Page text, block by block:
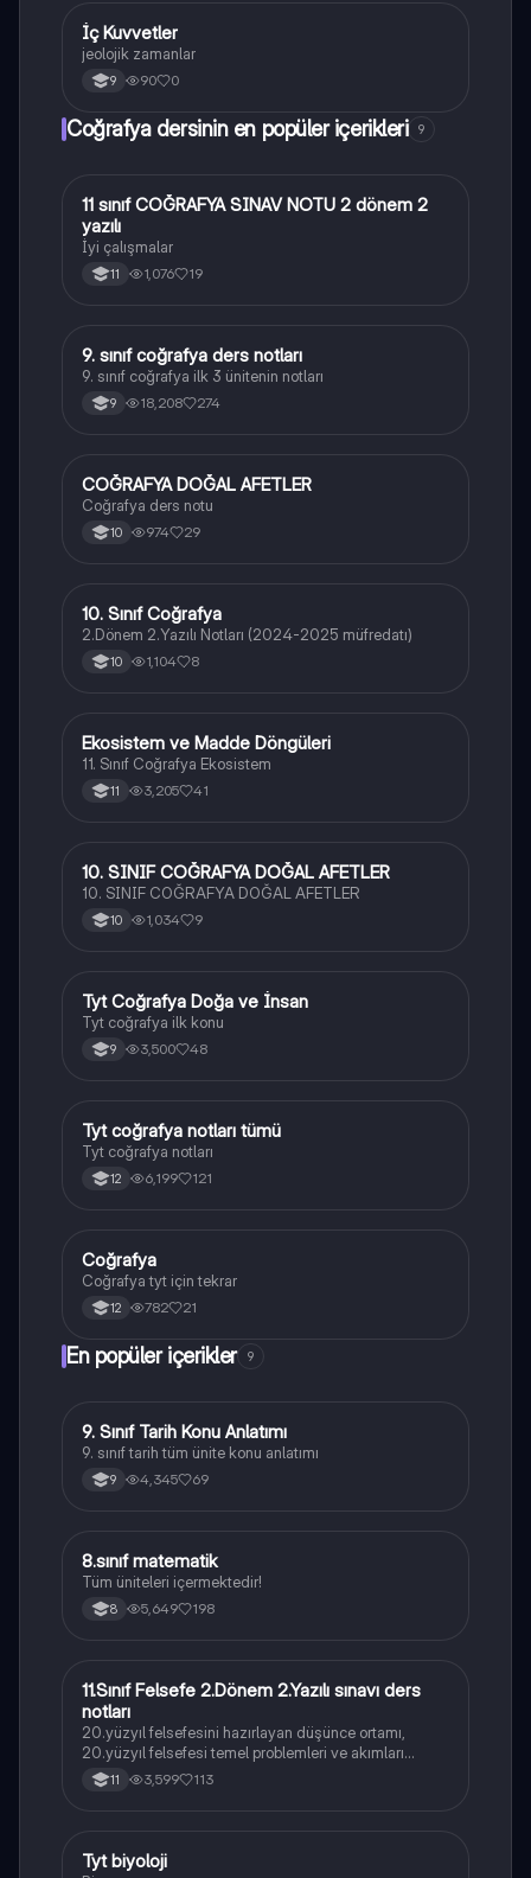
Coğrafya
İç Kuvvetler
jeolojik zamanlar
9 90 0
Coğrafya dersinin en popüler içerikleri 9
Coğrafya
11 sınıf COĞRAFYA SINAV NOTU 2 dönem 2
yazılı
İyi çalışmalar
11 1,076 19
Coğrafya
9. sınıf coğrafya ders notları
9. sınıf coğrafya ilk 3 ünitenin notları
9 18,208 274
Coğrafya
COĞRAFYA DOĞAL AFETLER
Coğrafya ders notu
10 974 29
Coğrafya
10. Sınıf Coğrafya
2.Dönem 2.Yazılı Notları (2024-2025 müfredatı)
10 1,104 8
Coğrafya
Ekosistem ve Madde Döngüleri
11. Sınıf Coğrafya Ekosistem
11 3,205 41
Coğrafya
10. SINIF COĞRAFYA DOĞAL AFETLER
10. SINIF COĞRAFYA DOĞAL AFETLER
10 1,034 9
Coğrafya
Tyt Coğrafya Doğa ve İnsan
Tyt coğrafya ilk konu
9 3,500 48
Coğrafya
Tyt coğrafya notları tümü
Tyt coğrafya notları
12 6,199 121
Coğrafya
Coğrafya
Coğrafya tyt için tekrar
12 782 21
En popüler içerikler 9
Tarih
9. Sınıf Tarih Konu Anlatımı
9. sınıf tarih tüm ünite konu anlatımı
9 4,345 69
Matematik
8.sınıf matematik
Tüm üniteleri içermektedir!
8 5,649 198
Felsefe
11.Sınıf Felsefe 2.Dönem 2.Yazılı sınavı ders
notları
20.yüzyıl felsefesini hazırlayan düşünce ortamı,
20.yüzyıl felsefesi temel problemleri ve akımları
konularını içermektedir
11 3,599 113
Biyoloji
Tyt biyoloji